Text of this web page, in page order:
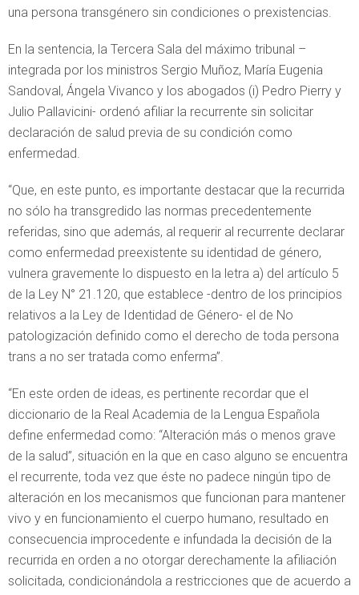
una persona transgénero sin condiciones o prexistencias.
En la sentencia, la Tercera Sala del máximo tribunal –
integrada por los ministros Sergio Muñoz, María Eugenia
Sandoval, Ángela Vivanco y los abogados (i) Pedro Pierry y
Julio Pallavicini- ordenó afiliar la recurrente sin solicitar
declaración de salud previa de su condición como
enfermedad.
“Que, en este punto, es importante destacar que la recurrida
no sólo ha transgredido las normas precedentemente
referidas, sino que además, al requerir al recurrente declarar
como enfermedad preexistente su identidad de género,
vulnera gravemente lo dispuesto en la letra a) del artículo 5
de la Ley N° 21.120, que establece -dentro de los principios
relativos a la Ley de Identidad de Género- el de No
patologización definido como el derecho de toda persona
trans a no ser tratada como enferma”.
“En este orden de ideas, es pertinente recordar que el
diccionario de la Real Academia de la Lengua Española
define enfermedad como: “Alteración más o menos grave
de la salud”, situación en la que en caso alguno se encuentra
el recurrente, toda vez que éste no padece ningún tipo de
alteración en los mecanismos que funcionan para mantener
vivo y en funcionamiento el cuerpo humano, resultado en
consecuencia improcedente e infundada la decisión de la
recurrida en orden a no otorgar derechamente la afiliación
solicitada, condicionándola a restricciones que de acuerdo a